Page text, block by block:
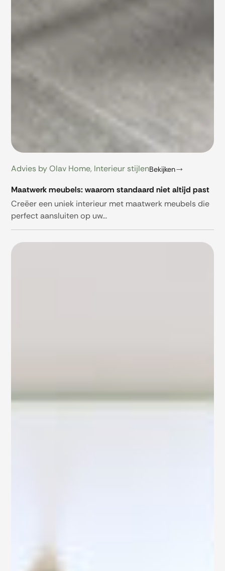
Advies by Olav Home, Interieur stijlenBekijken
Maatwerk meubels: waarom standaard niet altijd past
Creëer een uniek interieur met maatwerk meubels die
perfect aansluiten op uw...